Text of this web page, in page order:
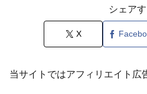
シェア
X
当サイトではアフィリエイト広